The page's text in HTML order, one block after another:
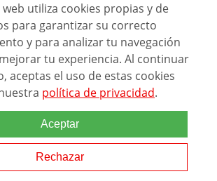
Almacén, Limpieza y Lavandería)2a OPCIÓN
Fontaneros, Jardineros, Peones...)Trabajos
y mantenimiento de instalaciones
Corporaciones...
SOLICITAR INFORMACIÓN
web utiliza cookies propias y de
para garantizar su correcto
y para analizar tu navegación
tu experiencia. Al continuar
aceptas el uso de estas cookies
política de privacidad.
Aceptar
Rechazar